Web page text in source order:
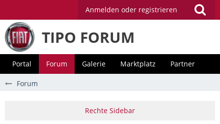
Anmelden oder registrieren
TIPO FORUM
Portal Forum Galerie Marktplatz Partner
Forum